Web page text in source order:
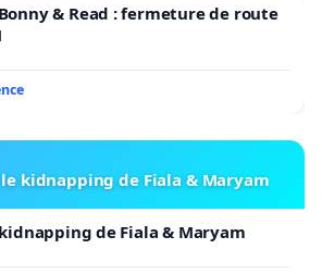
& Read : fermeture de route
kidnapping de Fiala & Maryam
de Fiala & Maryam